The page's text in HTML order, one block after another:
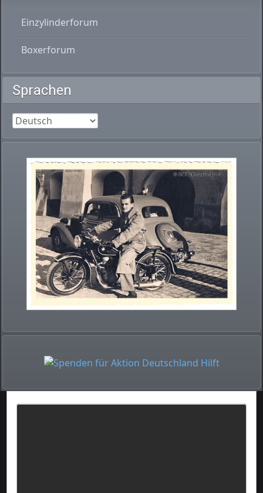
Einzylinderforum
Boxerforum
Sprachen